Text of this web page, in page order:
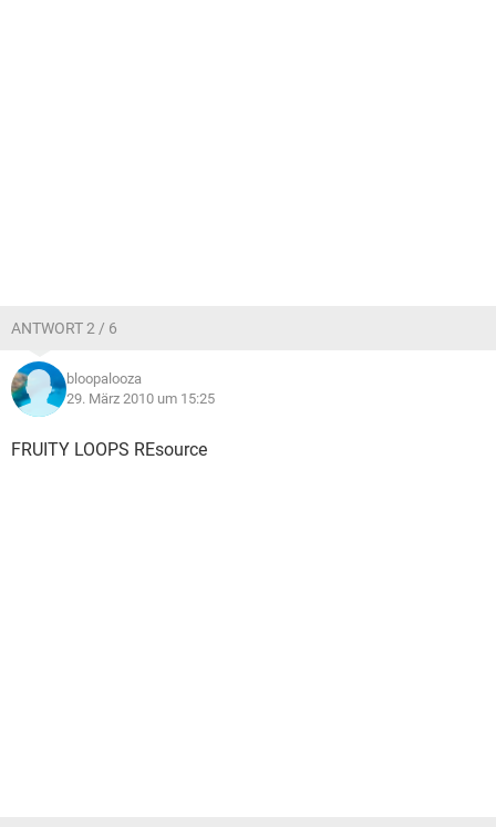
ANTWORT 2 / 6
bloopalooza
29. März 2010 um 15:25
FRUITY LOOPS REsource